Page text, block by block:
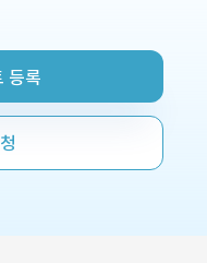
등록